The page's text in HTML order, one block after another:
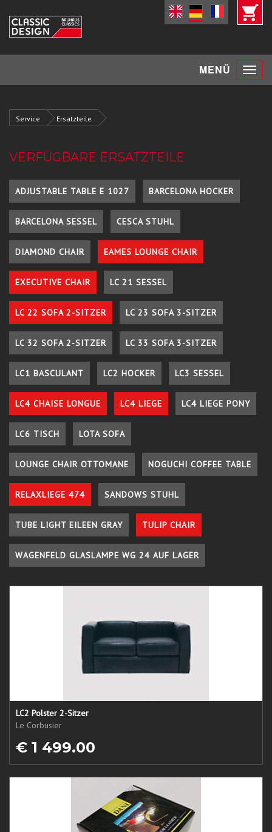
MENÜ Toggle
Service Ersatzteile
VERFÜGBARE ERSATZTEILE
ADJUSTABLE TABLE E 1027 BARCELONA HOCKER
BARCELONA SESSEL CESCA STUHL
DIAMOND CHAIR EAMES LOUNGE CHAIR
EXECUTIVE CHAIR LC 21 SESSEL
LC 22 SOFA 2-SITZER LC 23 SOFA 3-SITZER
LC 32 SOFA 2-SITZER LC 33 SOFA 3-SITZER
LC1 BASCULANT LC2 HOCKER LC3 SESSEL
LC4 CHAISE LONGUE LC4 LIEGE LC4 LIEGE PONY
LC6 TISCH LOTA SOFA
LOUNGE CHAIR OTTOMANE NOGUCHI COFFEE TABLE
RELAXLIEGE 474 SANDOWS STUHL
TUBE LIGHT EILEEN GRAY TULIP CHAIR
WAGENFELD GLASLAMPE WG 24 AUF LAGER
LC2 Polster 2-Sitzer
Le Corbusier
€ 1 499.00